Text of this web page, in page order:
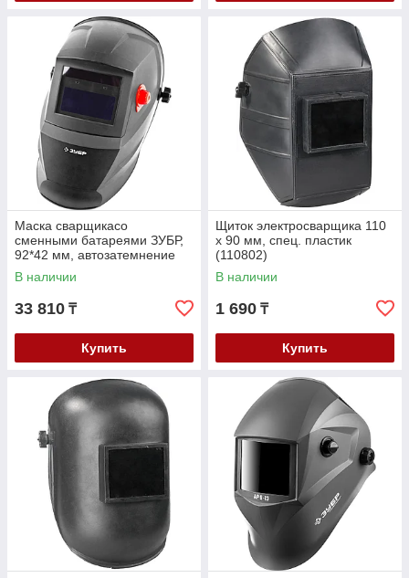
Маска сварщикасо
сменными батареями ЗУБР,
92*42 мм, автозатемнение
(11070)
В наличии
33 810 ₸
Купить
Щиток электросварщика 110
х 90 мм, спец. пластик
(110802)
В наличии
1 690 ₸
Купить